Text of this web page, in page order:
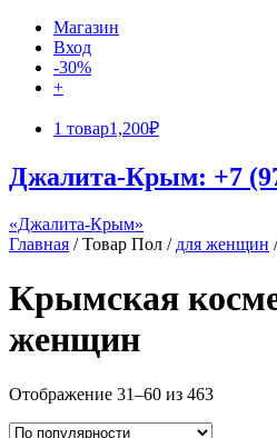
Магазин
Вход
-30%
+
1 товар1,200₽
Джалита-Крым: +7
«Джалита-Крым»
Главная / Товар Пол / для женщин
Крымская
женщин
Отображение 31–60 из 463